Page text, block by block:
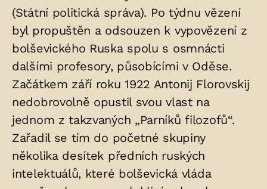
(Státní politická správa). Po týdnu vězení
byl propuštěn a odsouzen k vypovězení z
bolševického Ruska spolu s osmnácti
dalšími profesory, působícími v Oděse.
Začátkem září roku 1922 Antonij Florovskij
nedobrovolně opustil svou vlast na
jednom z takzvaných „Parníků filozofů“.
Zařadil se tím do početné skupiny
několika desítek předních ruských
intelektuálů, které bolševická vláda